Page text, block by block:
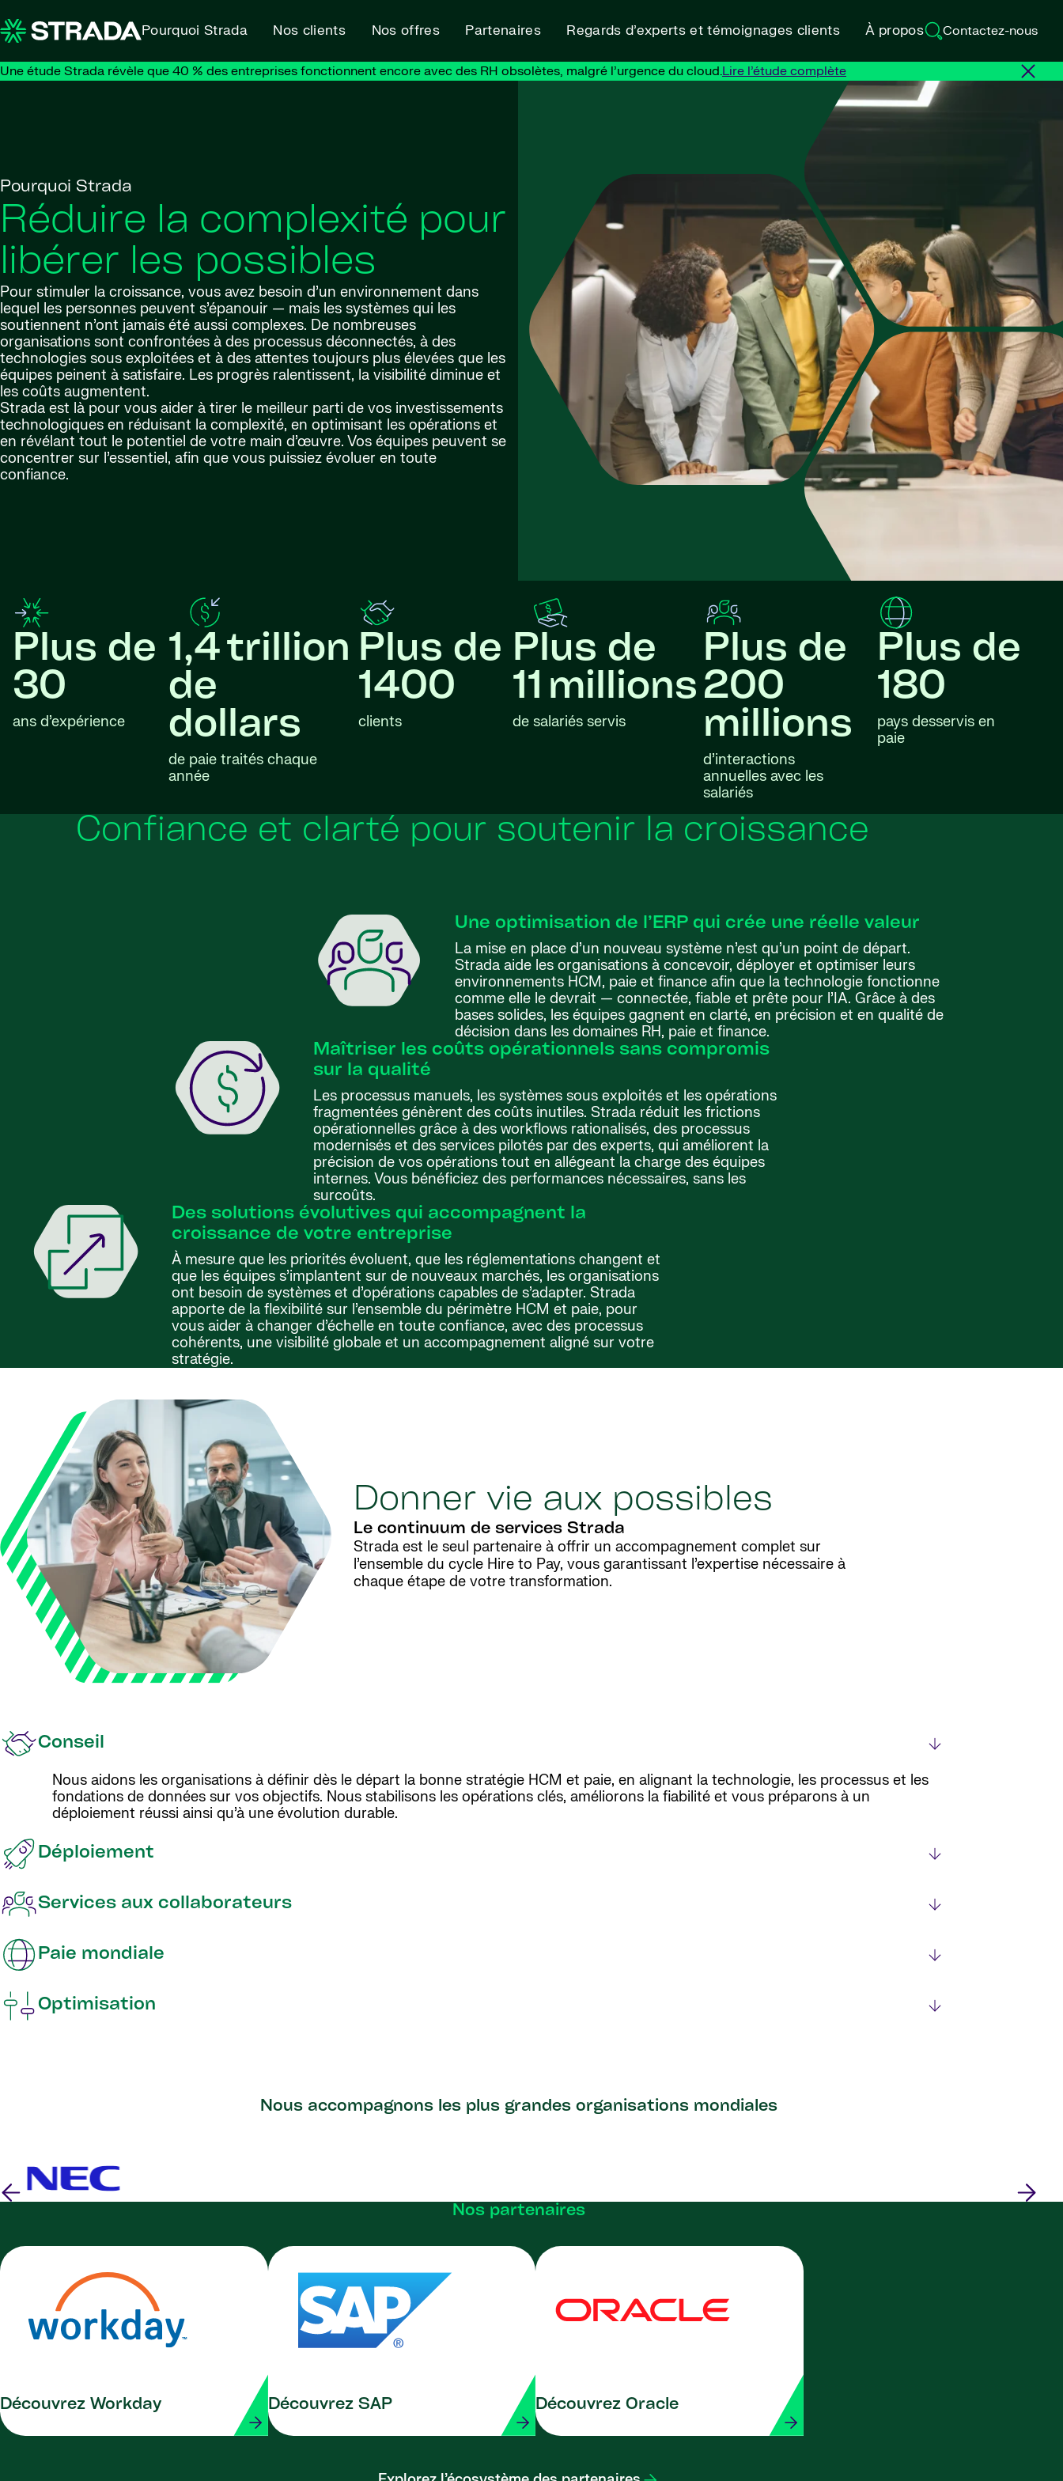
Pourquoi Strada Nos clients Nos offres Partenaires Regards d’experts et témoignages clients À propos Contactez-nous
Une étude Strada révèle que 40 % des entreprises fonctionnent encore avec des RH obsolètes, malgré l’urgence du cloud.Lire l’étude complète
Pourquoi Strada
Réduire la complexité pour
libérer les possibles
Pour stimuler la croissance, vous avez besoin d’un environnement dans
lequel les personnes peuvent s’épanouir — mais les systèmes qui les
soutiennent n’ont jamais été aussi complexes. De nombreuses
organisations sont confrontées à des processus déconnectés, à des
technologies sous exploitées et à des attentes toujours plus élevées que les
équipes peinent à satisfaire. Les progrès ralentissent, la visibilité diminue et
les coûts augmentent.
Strada est là pour vous aider à tirer le meilleur parti de vos investissements
technologiques en réduisant la complexité, en optimisant les opérations et
en révélant tout le potentiel de votre main d’œuvre. Vos équipes peuvent se
concentrer sur l’essentiel, afin que vous puissiez évoluer en toute
confiance.
Plus de
30
ans d’expérience
1,4 trillion
de
dollars
de paie traités chaque
année
Plus de
1400
clients
Plus de
11 millions
de salariés servis
Plus de
200
millions
d’interactions
annuelles avec les
salariés
Plus de
180
pays desservis en
paie
Confiance et clarté pour soutenir la croissance
Une optimisation de l’ERP qui crée une réelle valeur
La mise en place d’un nouveau système n’est qu’un point de départ.
Strada aide les organisations à concevoir, déployer et optimiser leurs
environnements HCM, paie et finance afin que la technologie fonctionne
comme elle le devrait — connectée, fiable et prête pour l’IA. Grâce à des
bases solides, les équipes gagnent en clarté, en précision et en qualité de
décision dans les domaines RH, paie et finance.
Maîtriser les coûts opérationnels sans compromis
sur la qualité
Les processus manuels, les systèmes sous exploités et les opérations
fragmentées génèrent des coûts inutiles. Strada réduit les frictions
opérationnelles grâce à des workflows rationalisés, des processus
modernisés et des services pilotés par des experts, qui améliorent la
précision de vos opérations tout en allégeant la charge des équipes
internes. Vous bénéficiez des performances nécessaires, sans les
surcoûts.
Des solutions évolutives qui accompagnent la
croissance de votre entreprise
À mesure que les priorités évoluent, que les réglementations changent et
que les équipes s’implantent sur de nouveaux marchés, les organisations
ont besoin de systèmes et d’opérations capables de s’adapter. Strada
apporte de la flexibilité sur l’ensemble du périmètre HCM et paie, pour
vous aider à changer d’échelle en toute confiance, avec des processus
cohérents, une visibilité globale et un accompagnement aligné sur votre
stratégie.
Donner vie aux possibles
Le continuum de services Strada
Strada est le seul partenaire à offrir un accompagnement complet sur
l’ensemble du cycle Hire to Pay, vous garantissant l’expertise nécessaire à
chaque étape de votre transformation.
Conseil
Nous aidons les organisations à définir dès le départ la bonne stratégie HCM et paie, en alignant la technologie, les processus et les
fondations de données sur vos objectifs. Nous stabilisons les opérations clés, améliorons la fiabilité et vous préparons à un
déploiement réussi ainsi qu’à une évolution durable.
Déploiement
Services aux collaborateurs
Paie mondiale
Optimisation
Nous accompagnons les plus grandes organisations mondiales
Nos partenaires
Découvrez Workday Découvrez SAP Découvrez Oracle